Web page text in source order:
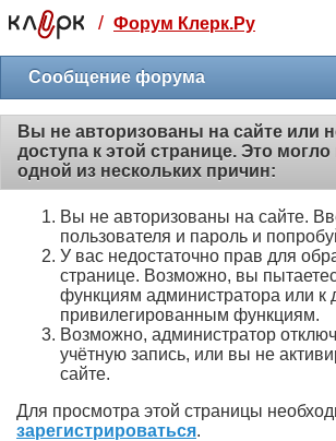
Святые угодники, Клерк
прекрасен:)
месяц
₽
3 месяца
259 ₽
полгода
Оплатить
/ Форум Клерк.Ру
Сообщение форума
Вы не авторизованы на сайте или
доступа к этой странице. Это
одной из нескольких причин:
Вы не авторизованы на сайте.
пользователя и пароль и
У вас недостаточно прав для
странице. Возможно, вы
функциям администратора или к
привилегированным функциям.
Возможно, администратор
учётную запись, или вы не
сайте.
Для просмотра этой страницы
зарегистрироваться.